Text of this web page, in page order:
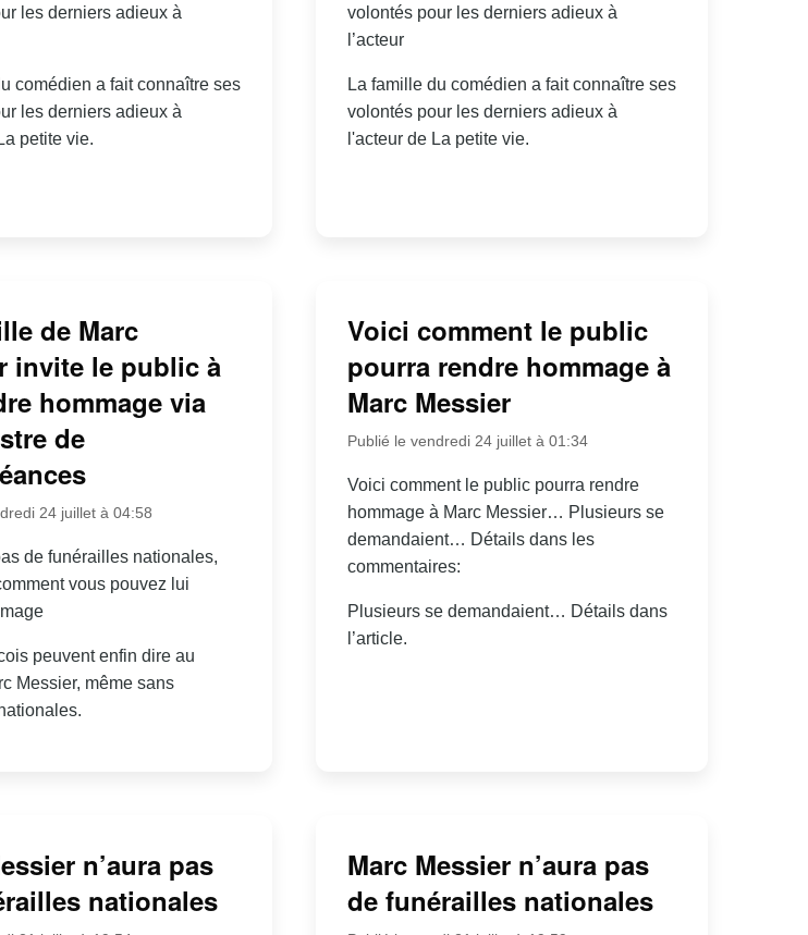
les derniers adieux à
comédien a fait connaître ses
les derniers adieux à
petite vie.
volontés pour les derniers adieux à
l’acteur
La famille du comédien a fait connaître ses
volontés pour les derniers adieux à
l'acteur de La petite vie.
de Marc
invite le public à
hommage via
de
24 juillet à 04:58
de funérailles nationales,
vous pouvez lui
peuvent enfin dire au
Messier, même sans
Voici comment le public
pourra rendre hommage à
Marc Messier
Publié le vendredi 24 juillet à 01:34
Voici comment le public pourra rendre
hommage à Marc Messier… Plusieurs se
demandaient… Détails dans les
commentaires:
Plusieurs se demandaient… Détails dans
l’article.
n’aura pas
nationales
Marc Messier n’aura pas
de funérailles nationales